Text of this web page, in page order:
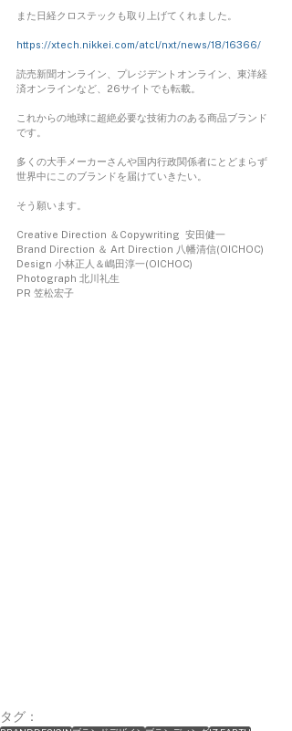
また日経クロステックも取り上げてくれました。
https://xtech.nikkei.com/atcl/nxt/news/18/16366/
読売新聞オンライン、プレジデントオンライン、東洋経
済オンラインなど、26サイトでも転載。
これからの地球に超絶必要な技術力のある商品ブランド
です。
多くの大手メーカーさんや国内行政関係者にとどまらず
世界中にこのブランドを届けていきたい。
そう願います。
Creative Direction ＆Copywriting  安田健一
Brand Direction ＆ Art Direction 八幡清信(OICHOC)
Design 小林正人＆嶋田淳一(OICHOC)
Photograph 北川礼生
PR 笠松宏子
タグ：